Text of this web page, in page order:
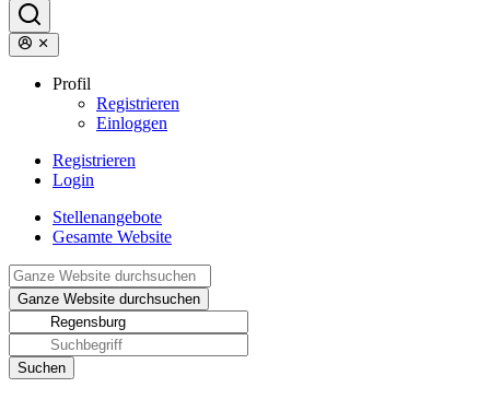
Profil
Registrieren
Einloggen
Registrieren
Login
Stellenangebote
Gesamte Website